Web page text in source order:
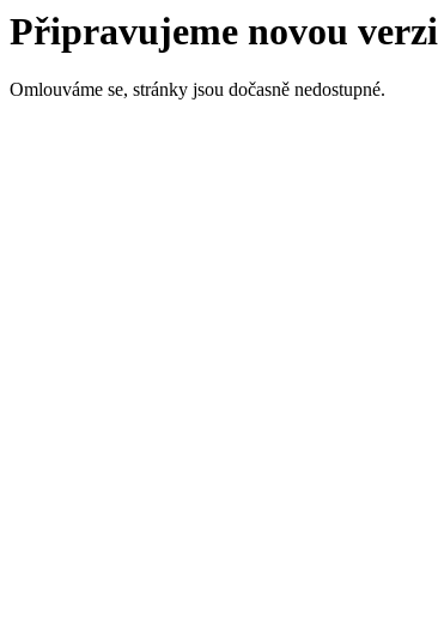
Připravujeme novou verzi
Omlouváme se, stránky jsou dočasně nedostupné.